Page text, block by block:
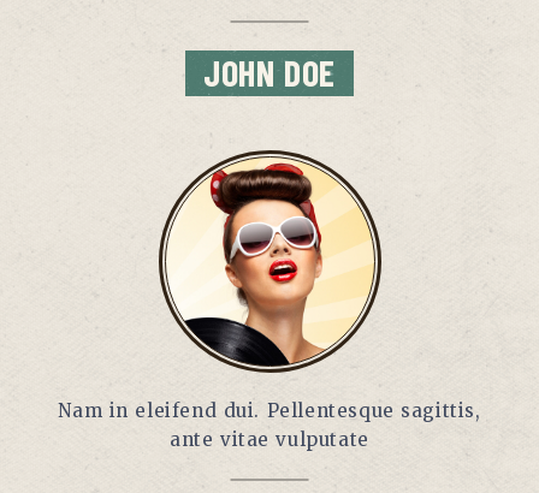
JOHN DOE
Nam in eleifend dui. Pellentesque sagittis,
ante vitae vulputate